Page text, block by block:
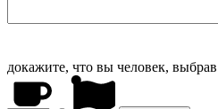
докажите, что вы человек, выбрав